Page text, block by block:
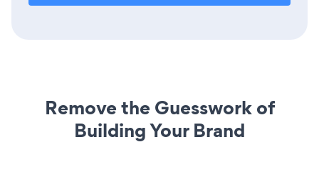
Remove the Guesswork of
Building Your Brand